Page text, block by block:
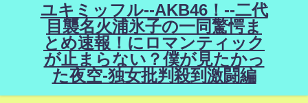
ユキミッフル--AKB46！--二代
目襲名火浦氷子の一同驚愕ま
とめ速報！にロマンティック
が止まらない？僕が見たかっ
た夜空-独女批判殺到激闘編